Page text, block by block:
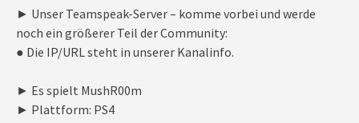
► Unser Teamspeak-Server – komme vorbei und werde
noch ein größerer Teil der Community:
● Die IP/URL steht in unserer Kanalinfo.
► Es spielt MushR00m
► Plattform: PS4